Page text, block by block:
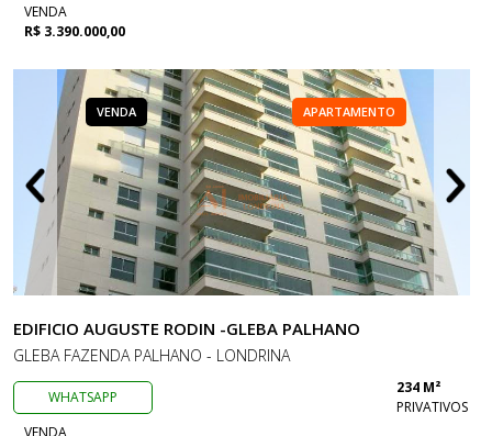
VENDA
R$ 3.390.000,00
VENDA APARTAMENTO
EDIFICIO AUGUSTE RODIN -GLEBA PALHANO
GLEBA FAZENDA PALHANO - LONDRINA
WHATSAPP
234 M²
PRIVATIVOS
VENDA